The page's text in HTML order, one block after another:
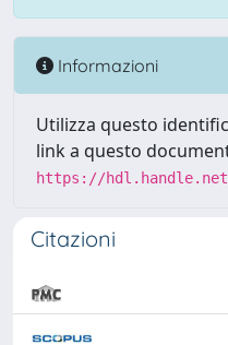
Informazioni
Utilizza questo
link a questo
https://hdl.handle.net/
Citazioni